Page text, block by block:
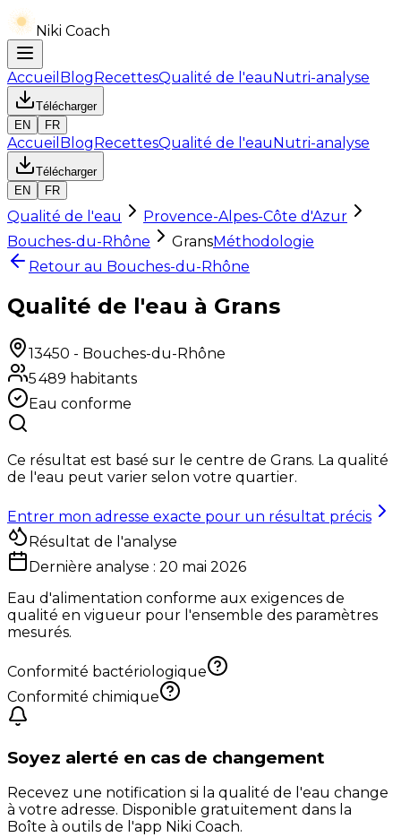
Niki Coach
Accueil BlogRecettesQualité de l'eauNutri-analyse
Télécharger
EN
FR
Accueil BlogRecettesQualité de l'eauNutri-analyse
Télécharger
EN
FR
Qualité de l'eau
Provence-Alpes-Côte d'Azur
Bouches-du-Rhône
GransMéthodologie
Retour au Bouches-du-Rhône
Qualité de l'eau à Grans
13450 - Bouches-du-Rhône
5 489 habitants
Eau conforme
Ce résultat est basé sur le centre de Grans. La qualité
de l'eau peut varier selon votre quartier.
Entrer mon adresse exacte pour un résultat précis
Résultat de l'analyse
Dernière analyse : 20 mai 2026
Eau d'alimentation conforme aux exigences de
qualité en vigueur pour l'ensemble des paramètres
mesurés.
Conformité bactériologique
Conformité chimique
Soyez alerté en cas de changement
Recevez une notification si la qualité de l'eau change
à votre adresse. Disponible gratuitement dans la
Boîte à outils de l'app Niki Coach.